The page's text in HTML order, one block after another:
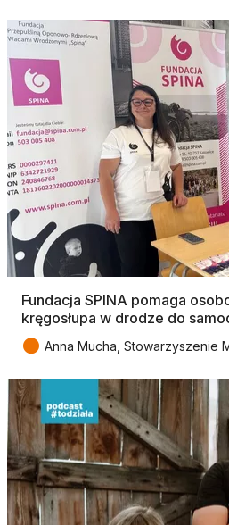
Fundacja SPINA pomaga
kręgosłupa w drodze do
● Anna Mucha, Stowarzyszenie